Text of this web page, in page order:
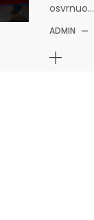
osvrnuo…
ADMIN —